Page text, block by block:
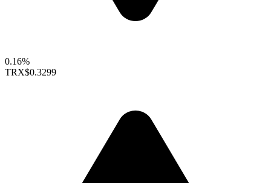
0.16%
TRX$0.3299